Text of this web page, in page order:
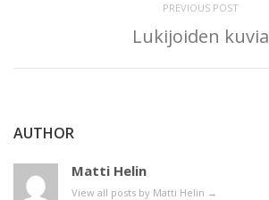
PREVIOUS POST
Lukijoiden kuvia
AUTHOR
Matti Helin
View all posts by Matti Helin →